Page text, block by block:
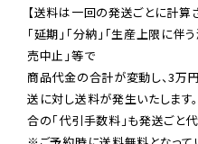
【送料は一回の発送ごとに計算
「延期」「分納」「生産上限に伴
売中止」等で
商品代金の合計が変動し、3万
送に対し送料が発生いたします